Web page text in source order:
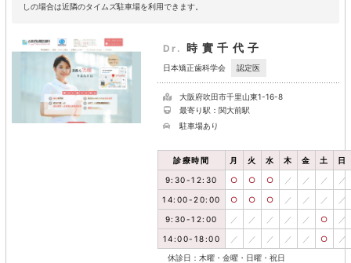
しの場合は近隣のタイムズ駐車場を利用できます。
Dr. 時實千代子
日本矯正歯科学会 認定医
大阪府吹田市千里山東1-16-8
最寄り駅：関大前駅
駐車場あり
診療時間 月 火 水 木 金 土 日
9:30-12:30 ○ ○ ○ ／ ／ ／ ／
14:00-20:00 ○ ○ ○ ／ ／ ／ ／
9:30-12:00 ／ ／ ／ ／ ／ ○ ／
14:00-18:00 ／ ／ ／ ／ ／ ○ ／
休診日：木曜・金曜・日曜・祝日